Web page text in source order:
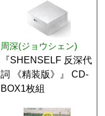
周深(ジョウシェン)
『SHENSELF 反深代
詞 《精装版》』 CD-
BOX1枚組